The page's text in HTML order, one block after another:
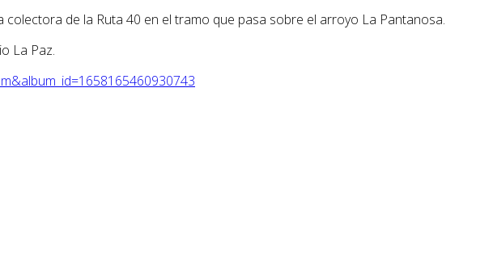
de la Ruta 40 en el tramo que pasa sobre el arroyo La Pantanosa.
La Paz.